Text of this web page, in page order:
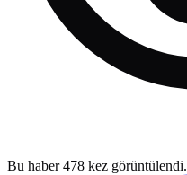
Bu haber478 kez görüntülendi.